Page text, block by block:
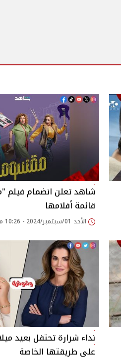
شاهد تعلن انضمام فيلم
قائمة أفلامها‎
الأحد 01/سبتمبر/2024 - 10:26 م
نداء شرارة تحتفل بعيد
على طريقتها الخاصة